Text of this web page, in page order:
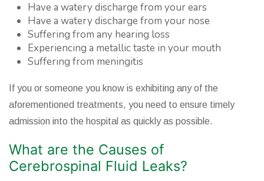
Have a watery discharge from your ears
Have a watery discharge from your nose
Suffering from any hearing loss
Experiencing a metallic taste in your mouth
Suffering from meningitis
If you or someone you know is exhibiting any of the
aforementioned treatments, you need to ensure timely
admission into the hospital as quickly as possible.
What are the Causes of
Cerebrospinal Fluid Leaks?